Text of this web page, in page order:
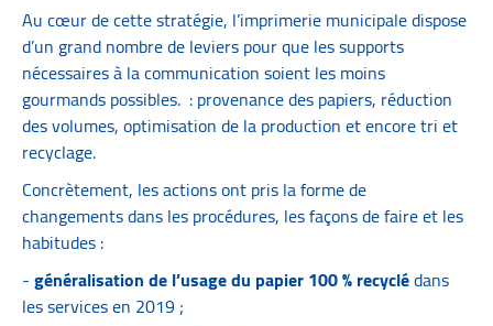
Au cœur de cette stratégie, l’imprimerie municipale dispose
d’un grand nombre de leviers pour que les supports
nécessaires à la communication soient les moins
gourmands possibles. : provenance des papiers, réduction
des volumes, optimisation de la production et encore tri et
recyclage.
Concrètement, les actions ont pris la forme de
changements dans les procédures, les façons de faire et les
habitudes :
-généralisation de l’usage du papier 100 % recyclédans
les services en 2019 ;